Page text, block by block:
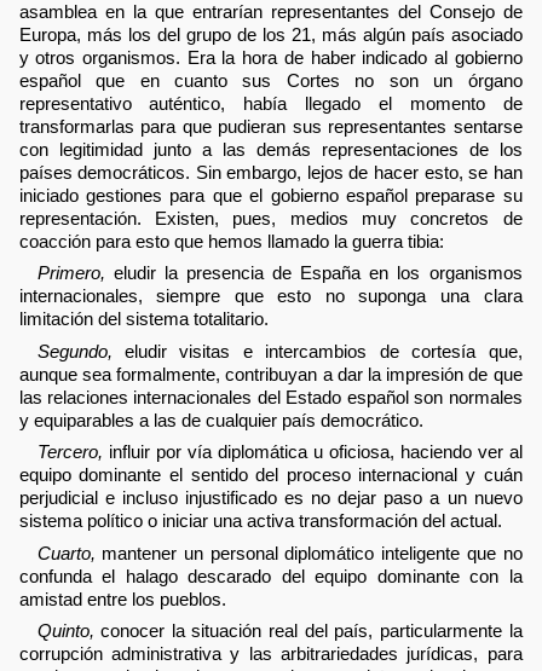
asamblea en la que entrarían representantes del Consejo de
Europa, más los del grupo de los 21, más algún país asociado
y otros organismos. Era la hora de haber indicado al gobierno
español que en cuanto sus Cortes no son un órgano
representativo auténtico, había llegado el momento de
transformarlas para que pudieran sus representantes sentarse
con legitimidad junto a las demás representaciones de los
países democráticos. Sin embargo, lejos de hacer esto, se han
iniciado gestiones para que el gobierno español preparase su
representación. Existen, pues, medios muy concretos de
coacción para esto que hemos llamado la guerra tibia:
Primero, eludir la presencia de España en los organismos
internacionales, siempre que esto no suponga una clara
limitación del sistema totalitario.
Segundo, eludir visitas e intercambios de cortesía que,
aunque sea formalmente, contribuyan a dar la impresión de que
las relaciones internacionales del Estado español son normales
y equiparables a las de cualquier país democrático.
Tercero, influir por vía diplomática u oficiosa, haciendo ver al
equipo dominante el sentido del proceso internacional y cuán
perjudicial e incluso injustificado es no dejar paso a un nuevo
sistema político o iniciar una activa transformación del actual.
Cuarto, mantener un personal diplomático inteligente que no
confunda el halago descarado del equipo dominante con la
amistad entre los pueblos.
Quinto, conocer la situación real del país, particularmente la
corrupción administrativa y las arbitrariedades jurídicas, para